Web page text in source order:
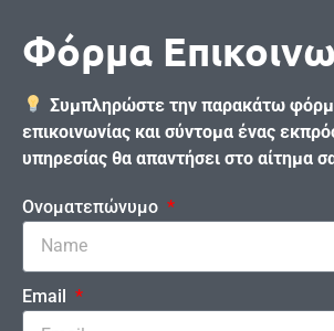
Φόρμα
Συμπληρώστε την παρακάτω
επικοινωνίας και σύντομα ένας
υπηρεσίας θα απαντήσει στο αίτημα
Ονοματεπώνυμο
Email